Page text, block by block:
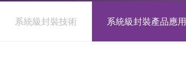
系統級封裝技術 系統級封裝產品應用